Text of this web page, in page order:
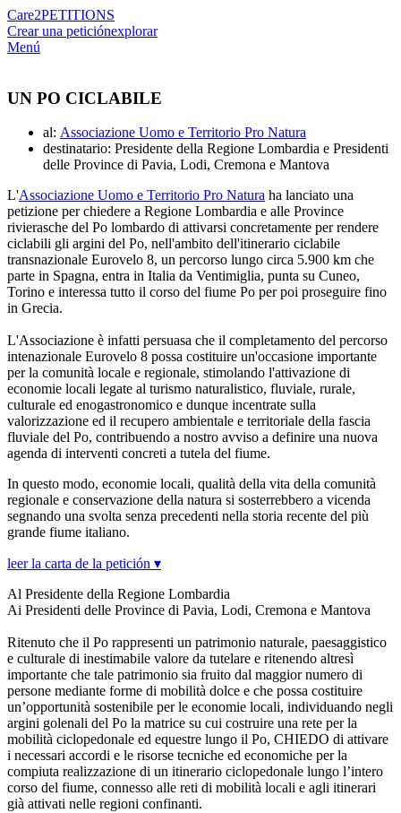
Care2PETITIONS
Crear una peticiónexplorar
Menú
UN PO CICLABILE
al: Associazione Uomo e Territorio Pro Natura
destinatario: Presidente della Regione Lombardia e Presidenti
delle Province di Pavia, Lodi, Cremona e Mantova
L'Associazione Uomo e Territorio Pro Natura ha lanciato una
petizione per chiedere a Regione Lombardia e alle Province
rivierasche del Po lombardo di attivarsi concretamente per rendere
ciclabili gli argini del Po, nell'ambito dell'itinerario ciclabile
transnazionale Eurovelo 8, un percorso lungo circa 5.900 km che
parte in Spagna, entra in Italia da Ventimiglia, punta su Cuneo,
Torino e interessa tutto il corso del fiume Po per poi proseguire fino
in Grecia.
L'Associazione è infatti persuasa che il completamento del percorso
intenazionale Eurovelo 8 possa costituire un'occasione importante
per la comunità locale e regionale, stimolando l'attivazione di
economie locali legate al turismo naturalistico, fluviale, rurale,
culturale ed enogastronomico e dunque incentrate sulla
valorizzazione ed il recupero ambientale e territoriale della fascia
fluviale del Po, contribuendo a nostro avviso a definire una nuova
agenda di interventi concreti a tutela del fiume.
In questo modo, economie locali, qualità della vita della comunità
regionale e conservazione della natura si sosterrebbero a vicenda
segnando una svolta senza precedenti nella storia recente del più
grande fiume italiano.
leer la carta de la petición ▾
Al Presidente della Regione Lombardia
Ai Presidenti delle Province di Pavia, Lodi, Cremona e Mantova
Ritenuto che il Po rappresenti un patrimonio naturale, paesaggistico
e culturale di inestimabile valore da tutelare e ritenendo altresì
importante che tale patrimonio sia fruito dal maggior numero di
persone mediante forme di mobilità dolce e che possa costituire
un’opportunità sostenibile per le economie locali, individuando negli
argini golenali del Po la matrice su cui costruire una rete per la
mobilità ciclopedonale ed equestre lungo il Po, CHIEDO di attivare
i necessari accordi e le risorse tecniche ed economiche per la
compiuta realizzazione di un itinerario ciclopedonale lungo l’intero
corso del fiume, connesso alle reti di mobilità locali e agli itinerari
già attivati nelle regioni confinanti.